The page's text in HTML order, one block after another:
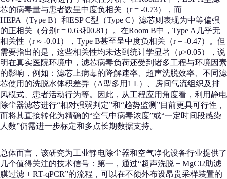
芯的病毒量与患者数呈中度负相关（r = -0.73），而
HEPA（Type B）和ESP C型（Type C）滤芯则表现为中等偏强
的正相关（分别r = 0.63和0.81）。在Room B中，Type A几乎无
相关性（r ≈ -0.01），Type B甚至呈中度负相关（r = -0.47）。但
需要指出的是，这些相关性均未达到统计学显著（p>0.05），说
明在真实医院环境中，滤芯病毒负荷还受到诸多工程与环境因素
的影响，例如：滤芯上病毒的降解速率、超声洗脱效率、不同滤
芯使用的洗脱水体积差异（A型多用1 L）、房间气流组织及排
风模式、患者活动行为等。因此，从工程应用角度看，利用静电
除尘器滤芯进行“相对强弱判定”和“趋势监测”目前更具可行性，
而将其直接转化为精确的“空气中病毒浓度”或“一定时间段感染
人数”仍需进一步标定和多点长期数据支持。
总体而言，该研究为工业静电除尘器和空气净化设备行业提供了
几个值得关注的技术信号：第一，通过“超声洗脱 + MgCl2助滤
膜过滤 + RT-qPCR”的流程，可以在不额外布设昂贵采样装置的